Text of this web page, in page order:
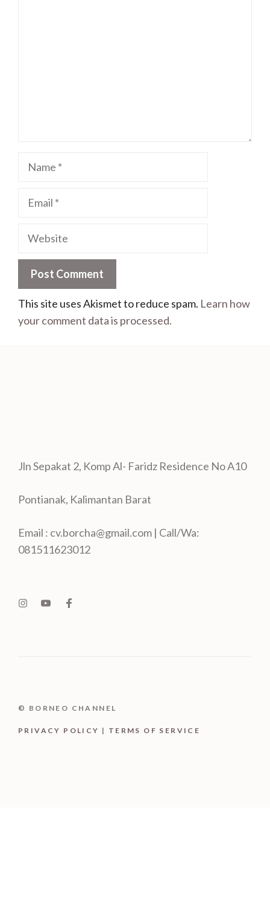
This site uses Akismet to reduce spam. Learn how
your comment data is processed.
Jln Sepakat 2, Komp Al- Faridz Residence No A10
Pontianak, Kalimantan Barat
Email : cv.borcha@gmail.com | Call/Wa:
081511623012
© BORNEO CHANNEL
PRIVACY POLICY | TERMS OF SERVICE